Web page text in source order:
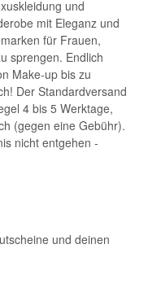
und
mit Eleganz und
für Frauen,
sprengen. Endlich
Make-up bis zu
Der Standardversand
4 bis 5 Werktage,
(gegen eine Gebühr).
nicht entgehen -
und deinen